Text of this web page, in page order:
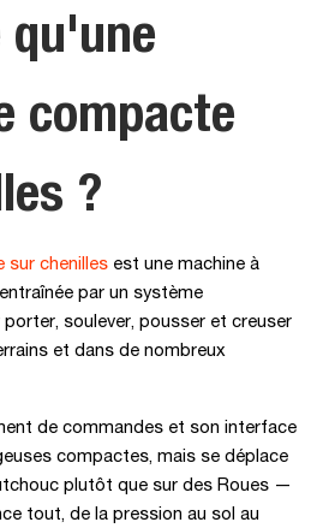
qu'une
compacte
?
sur chenilles est une machine à
par un système
porter, soulever, pousser et creuser
et dans de nombreux
de commandes et son interface
compactes, mais se déplace
plutôt que sur des Roues —
tout, de la pression au sol au